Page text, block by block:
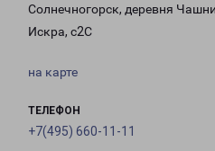
Солнечногорск, деревня
Искра, с2С
на карте
ТЕЛЕФОН
+7(495) 660-11-11